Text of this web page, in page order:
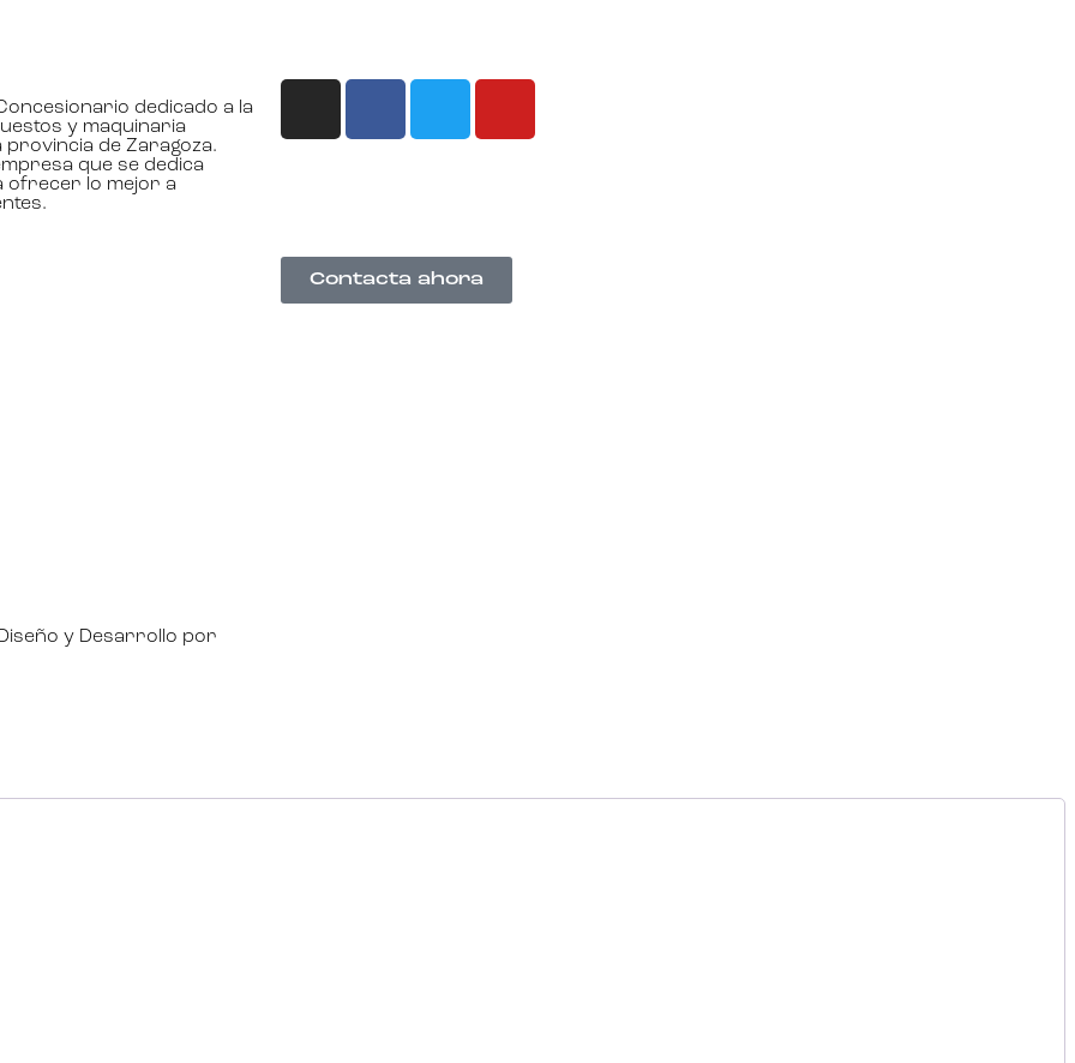
Concesionario dedicado a la
y maquinaria
provincia de Zaragoza.
que se dedica
ofrecer lo mejor a
Contacta ahora
y Desarrollo por